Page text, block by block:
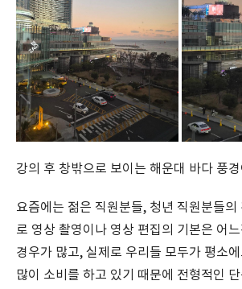
강의 후 창밖으로 보이는 해운대 바다 풍
요즘에는 젊은 직원분들, 청년 직원분들의
로 영상 촬영이나 영상 편집의 기본은 어
경우가 많고, 실제로 우리들 모두가 평소
많이 소비를 하고 있기 때문에 전형적인